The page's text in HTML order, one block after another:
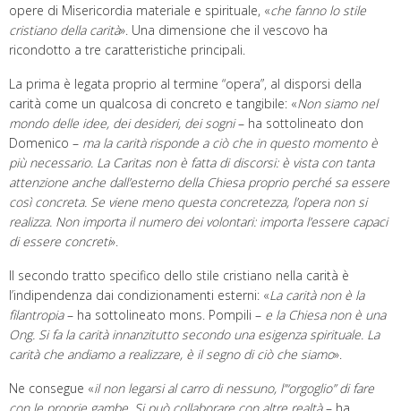
opere di Misericordia materiale e spirituale, «che fanno lo stile
cristiano della carità». Una dimensione che il vescovo ha
ricondotto a tre caratteristiche principali.
La prima è legata proprio al termine “opera”, al disporsi della
carità come un qualcosa di concreto e tangibile: «Non siamo nel
mondo delle idee, dei desideri, dei sogni– ha sottolineato don
Domenico – ma la carità risponde a ciò che in questo momento è
più necessario. La Caritas non è fatta di discorsi: è vista con tanta
attenzione anche dall’esterno della Chiesaproprio perché sa essere
così concreta. Se viene meno questa concretezza, l’opera non si
realizza. Non importa il numero dei volontari: importa l’essere capaci
di essere concreti».
Il secondo tratto specifico dello stile cristiano nella carità è
l’indipendenza dai condizionamenti esterni: «La carità non è la
filantropia– ha sottolineato mons. Pompili – e la Chiesa non è una
Ong. Si fa la carità innanzitutto secondo una esigenza spirituale. La
carità che andiamo a realizzare, è il segno di ciò che siamo».
Ne consegue «il non legarsi al carro di nessuno, l’“orgoglio” di fare